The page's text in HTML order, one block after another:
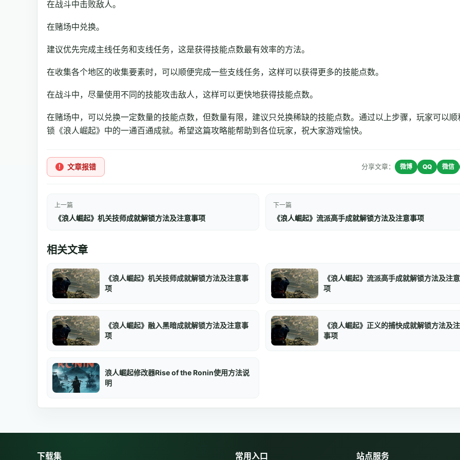
在战斗中击败敌人。
在赌场中兑换。
建议优先完成主线任务和支线任务，这是获得技能点数最有效率的方法。
在收集各个地区的收集要素时，可以顺便完成一些支线任务，这样可以获得更多的技能点数。
在战斗中，尽量使用不同的技能攻击敌人，这样可以更快地获得技能点数。
在赌场中，可以兑换一定数量的技能点数，但数量有限，建议只兑换稀缺的技能点数。通过以上步骤，玩家可以顺
锁《浪人崛起》中的一通百通成就。希望这篇攻略能帮助到各位玩家，祝大家游戏愉快。
文章报错 分享文章： 微博 QQ 微信
上一篇
《浪人崛起》机关技师成就解锁方法及注意事项
下一篇
《浪人崛起》流派高手成就解锁方法及注意事项
相关文章
《浪人崛起》机关技师成就解锁方法及注意事
项
《浪人崛起》流派高手成就解锁方法及注
项
《浪人崛起》融入黑暗成就解锁方法及注意事
项
《浪人崛起》正义的捕快成就解锁方法及
事项
浪人崛起修改器Rise of the Ronin使用方法说
明
下载集 常用入口 站点服务